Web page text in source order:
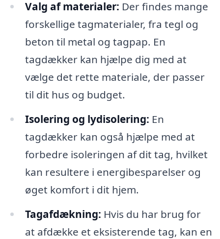
Valg af materialer: Der findes mange
forskellige tagmaterialer, fra tegl og
beton til metal og tagpap. En
tagdækker kan hjælpe dig med at
vælge det rette materiale, der passer
til dit hus og budget.
Isolering og lydisolering: En
tagdækker kan også hjælpe med at
forbedre isoleringen af dit tag, hvilket
kan resultere i energibesparelser og
øget komfort i dit hjem.
Tagafdækning: Hvis du har brug for
at afdække et eksisterende tag, kan en